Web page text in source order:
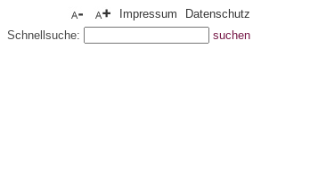
Impressum
Datenschutz
Schnellsuche: